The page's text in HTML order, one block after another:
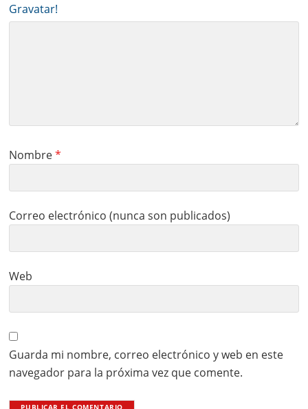
Gravatar!
Nombre*
Correo electrónico (nunca son publicados)
Web
Guarda mi nombre, correo electrónico y web en este
navegador para la próxima vez que comente.